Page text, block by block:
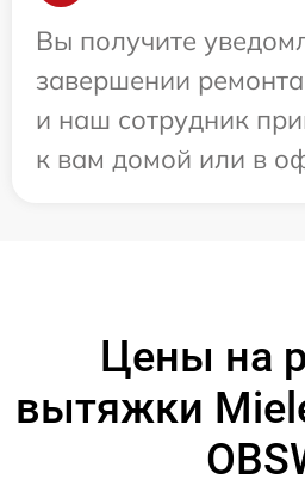
Вы получите
завершении
и наш сотрудник
к вам домой или в
Цены на
вытяжки